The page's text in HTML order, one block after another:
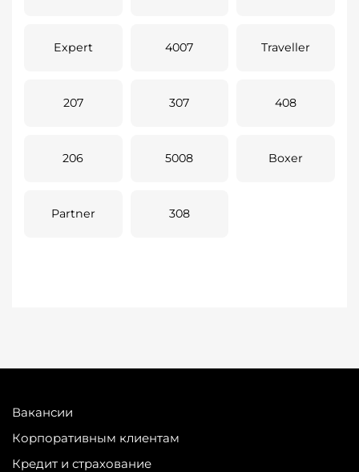
Expert 4007 Traveller
207 307 408
206 5008 Boxer
Partner 308
Вакансии
Корпоративным клиентам
Кредит и страхование